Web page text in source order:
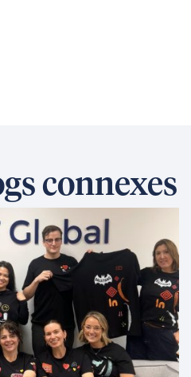
connexes